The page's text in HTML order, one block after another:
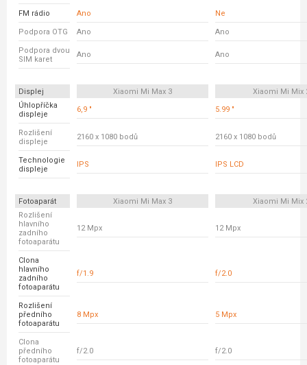
FM rádio Ano Ne
Podpora OTG Ano Ano
Podpora dvou
SIM karet
Ano Ano
Displej Xiaomi Mi Max 3
Xiaomi Mi Mix
Úhlopříčka
displeje
6,9 " 5.99 "
Rozlišení
displeje
2160 x 1080 bodů 2160 x 1080 bodů
Technologie
displeje
IPS IPS LCD
Fotoaparát Xiaomi Mi Max 3
Xiaomi Mi Mix
Rozlišení
hlavního
zadního
fotoaparátu
12 Mpx 12 Mpx
Clona
hlavního
zadního
fotoaparátu
f/1.9 f/2.0
Rozlišení
předního
fotoaparátu
8 Mpx 5 Mpx
Clona
předního
fotoaparátu
f/2.0 f/2.0